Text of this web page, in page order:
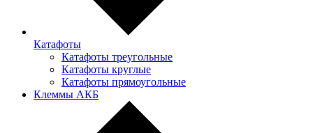
Катафоты
Катафоты треугольные
Катафоты круглые
Катафоты прямоугольные
Клеммы АКБ